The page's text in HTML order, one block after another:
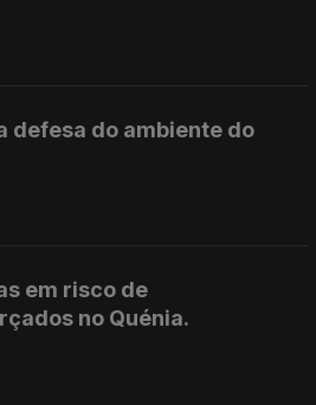
defesa do ambiente do
em risco de
no Quénia.